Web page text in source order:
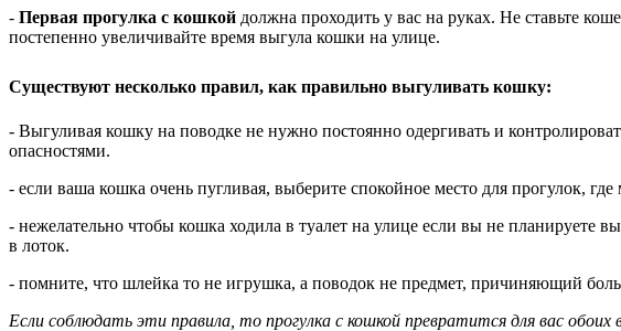
- Первая прогулка с кошкой должна проходить у вас на руках. Не ставьте
постепенно увеличивайте время выгула кошки на улице.
Существуют несколько правил, как правильно выгуливать кошку:
- Выгуливая кошку на поводке не нужно постоянно одергивать и
опасностями.
- если ваша кошка очень пугливая, выберите спокойное место для прогулок,
- нежелательно чтобы кошка ходила в туалет на улице если вы не планируете
в лоток.
- помните, что шлейка то не игрушка, а поводок не предмет, причиняющий
Если соблюдать эти правила, то прогулка с кошкой превратится для вас обоих